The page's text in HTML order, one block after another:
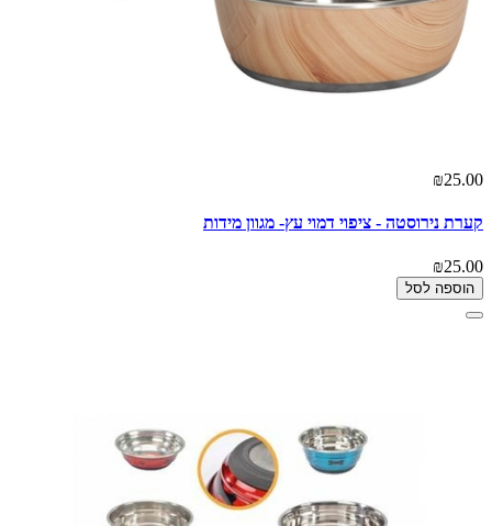
₪25.00
קערת נירוסטה - ציפוי דמוי עץ- מגוון מידות
₪25.00
הוספה לסל